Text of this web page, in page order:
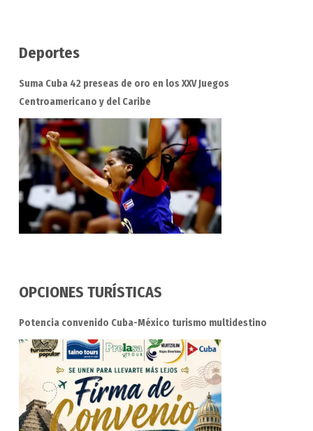
Deportes
Suma Cuba 42 preseas de oro en los XXV Juegos
Centroamericano y del Caribe
OPCIONES TURÍSTICAS
Potencia convenido Cuba-México turismo multidestino